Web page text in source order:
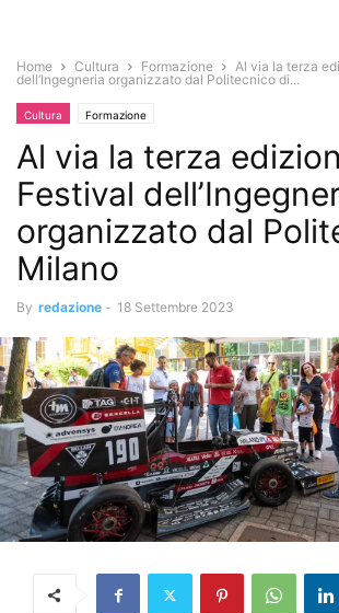
Home Cultura Formazione
Al via la terza
dell’Ingegneria organizzato dal Politecnico di...
Cultura Formazione
Al via la terza
Festival
organizzato dal
Milano
By redazione - 18 Settembre 2023